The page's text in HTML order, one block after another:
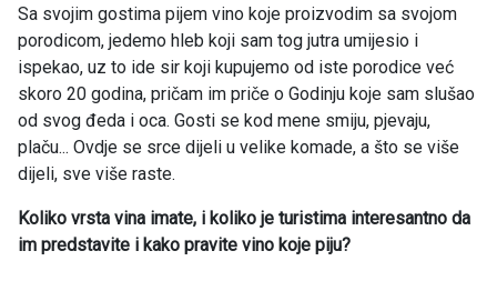
Sa svojim gostima pijem vino koje proizvodim sa svojom
porodicom, jedemo hleb koji sam tog jutra umijesio i
ispekao, uz to ide sir koji kupujemo od iste porodice već
skoro 20 godina, pričam im priče o Godinju koje sam slušao
od svog đeda i oca. Gosti se kod mene smiju, pjevaju,
plaču... Ovdje se srce dijeli u velike komade, a što se više
dijeli, sve više raste.
Koliko vrsta vina imate, i koliko je turistima interesantno da
im predstavite i kako pravite vino koje piju?